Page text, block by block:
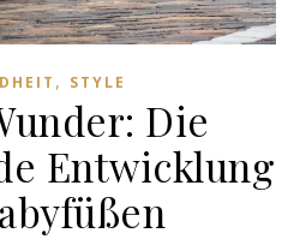
, STYLE
Die
Entwicklung